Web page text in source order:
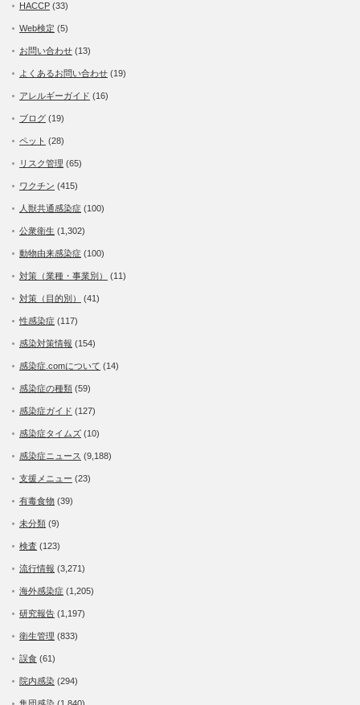
HACCP (33)
Web検定 (5)
お問い合わせ (13)
よくあるお問い合わせ (19)
アレルギーガイド (16)
ブログ (19)
ペット (28)
リスク管理 (65)
ワクチン (415)
人獣共通感染症 (100)
公衆衛生 (1,302)
動物由来感染症 (100)
対策（業種・事業別） (11)
対策（目的別） (41)
性感染症 (117)
感染対策情報 (154)
感染症.comについて (14)
感染症の種類 (59)
感染症ガイド (127)
感染症タイムズ (10)
感染症ニュース (9,188)
支援メニュー (23)
有毒食物 (39)
未分類 (9)
検査 (123)
流行情報 (3,271)
海外感染症 (1,205)
研究報告 (1,197)
衛生管理 (833)
誤食 (61)
院内感染 (294)